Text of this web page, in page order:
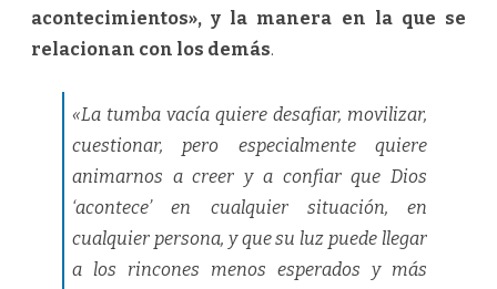
acontecimientos», y la manera en la que se
relacionan con los demás.
«La tumba vacía quiere desafiar, movilizar,
cuestionar, pero especialmente quiere
animarnos a creer y a confiar que Dios
‘acontece’ en cualquier situación, en
cualquier persona, y que su luz puede llegar
a los rincones menos esperados y más